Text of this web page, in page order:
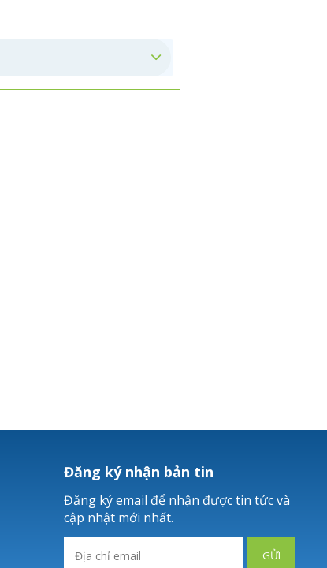
Đăng ký nhận bản tin
Đăng ký email để nhận được tin tức và
cập nhật mới nhất.
GỬI